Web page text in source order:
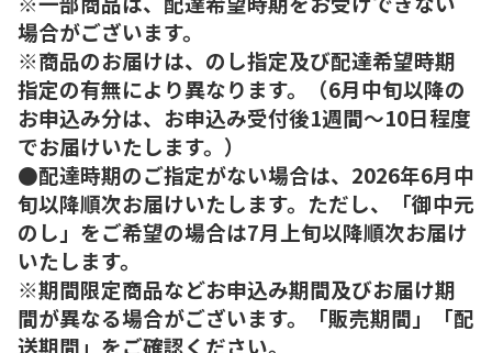
場合がございます。
※商品のお届けは、のし指定及び配達希望時期
指定の有無により異なります。（6月中旬以降の
お申込み分は、お申込み受付後1週間～10日程度
でお届けいたします。）
●配達時期のご指定がない場合は、2026年6月中
旬以降順次お届けいたします。ただし、「御中元
のし」をご希望の場合は7月上旬以降順次お届け
いたします。
※期間限定商品などお申込み期間及びお届け期
間が異なる場合がございます。「販売期間」「配
送期間」をご確認ください。